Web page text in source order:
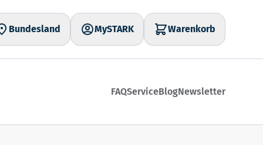
Bundesland MySTARK Warenkorb
FAQServiceBlogNewsletter